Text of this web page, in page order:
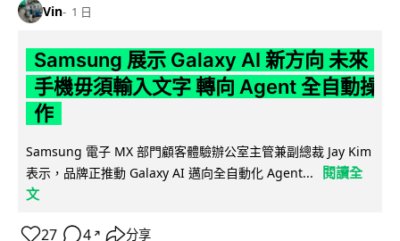
Vin 1 日
Samsung 展示 Galaxy AI 新方向 未來
手機毋須輸入文字 轉向 Agent 全自動操
作
Samsung 電子 MX 部門顧客體驗辦公室主管兼副總裁 Jay Kim
表示，品牌正推動 Galaxy AI 邁向全自動化 Agent...
閱讀全
文
27 4 ↗ 分享